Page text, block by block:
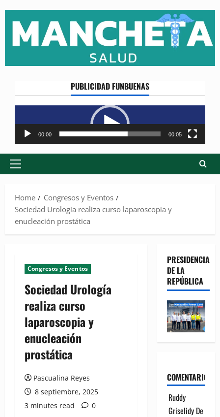
content
PUBLICIDAD FUNBUENAS
Reproductor
de
vídeo
00:00 00:05
Primary
Home
Congresos y Eventos
Sociedad Urología realiza curso laparoscopia y
enucleación prostática
Congresos y Eventos
Sociedad Urología
realiza curso
laparoscopia y
enucleación
prostática
Pascualina Reyes
8 septiembre, 2025
3 minutes read
0
PRESIDENCIA
DE LA
REPÚBLICA
COMENTARIOS
Ruddy
Griselidy De